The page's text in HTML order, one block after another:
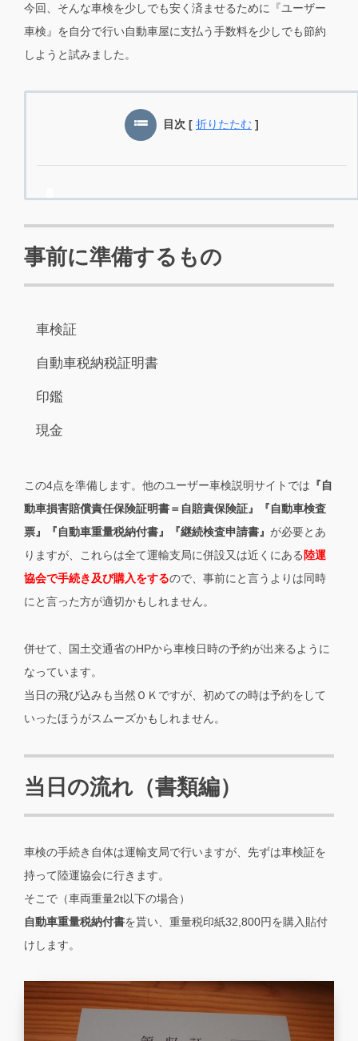
今回、そんな車検を少しでも安く済ませるために『ユーザー
車検』を自分で行い自動車屋に支払う手数料を少しでも節約
しようと試みました。
目次 [ 折りたたむ ]
事前に準備するもの
車検証
自動車税納税証明書
印鑑
現金
この4点を準備します。他のユーザー車検説明サイトでは 『自
動車損害賠償責任保険証明書＝自賠責保険証』『自動車検査
票』『自動車重量税納付書』『継続検査申請書』 が必要とあ
りますが、これらは全て運輸支局に併設又は近くにある 陸運
協会で手続き及び購入をするので、事前にと言うよりは同時
にと言った方が適切かもしれません。
併せて、国土交通省のHPから車検日時の予約が出来るように
なっています。
当日の飛び込みも当然ＯＫですが、初めての時は予約をして
いったほうがスムーズかもしれません。
当日の流れ（書類編）
車検の手続き自体は運輸支局で行いますが、先ずは車検証を
持って陸運協会に行きます。
そこで（車両重量2t以下の場合）
自動車重量税納付書を貰い、重量税印紙32,800円を購入貼付
けします。